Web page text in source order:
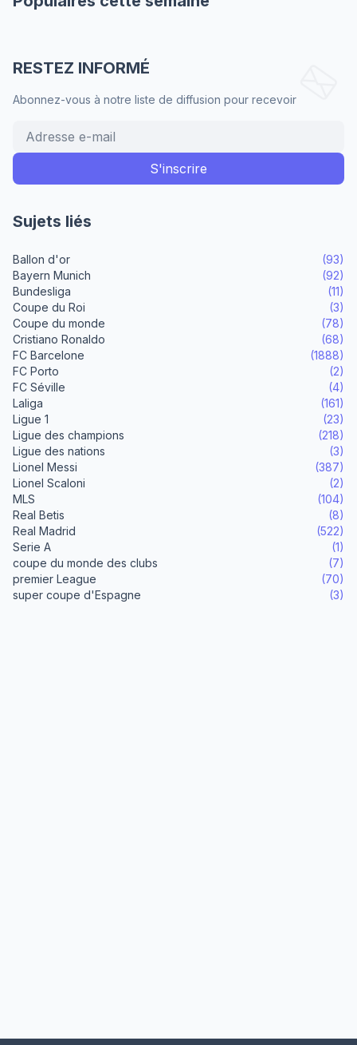
RESTEZ INFORMÉ
Abonnez-vous à notre liste de diffusion pour recevoir
Sujets liés
Ballon d'or
(93)
Bayern Munich
(92)
Bundesliga
(11)
Coupe du Roi
(3)
Coupe du monde
(78)
Cristiano Ronaldo
(68)
FC Barcelone
(1888)
FC Porto
(2)
FC Séville
(4)
Laliga
(161)
Ligue 1
(23)
Ligue des champions
(218)
Ligue des nations
(3)
Lionel Messi
(387)
Lionel Scaloni
(2)
MLS
(104)
Real Betis
(8)
Real Madrid
(522)
Serie A
(1)
coupe du monde des clubs
(7)
premier League
(70)
super coupe d'Espagne
(3)